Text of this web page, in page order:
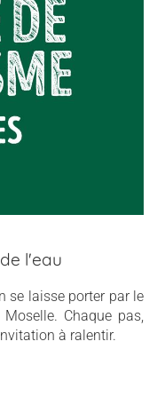
l'eau
se laisse porter par le
Chaque pas,
à ralentir.